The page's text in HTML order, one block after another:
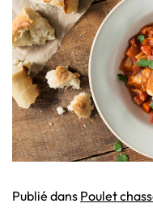
Publié dans Poulet